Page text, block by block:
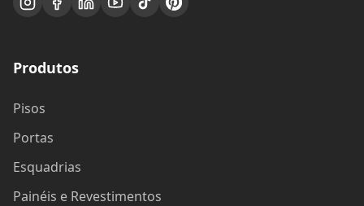
Produtos
Pisos
Portas
Esquadrias
Painéis e Revestimentos